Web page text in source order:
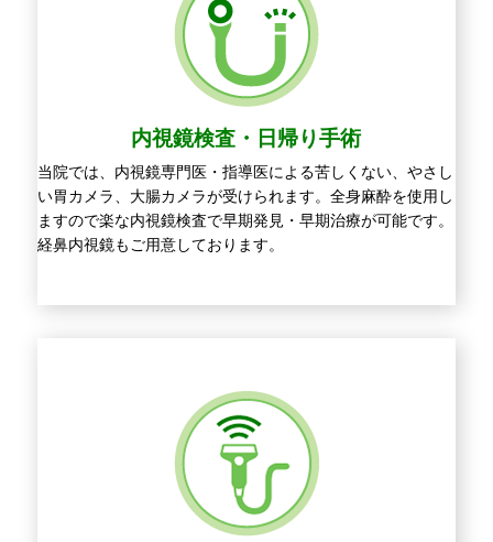
内視鏡検査・日帰り手術
当院では、内視鏡専門医・指導医による苦しくない、やさし
い胃カメラ、大腸カメラが受けられます。全身麻酔を使用し
ますので楽な内視鏡検査で早期発見・早期治療が可能です。
経鼻内視鏡もご用意しております。